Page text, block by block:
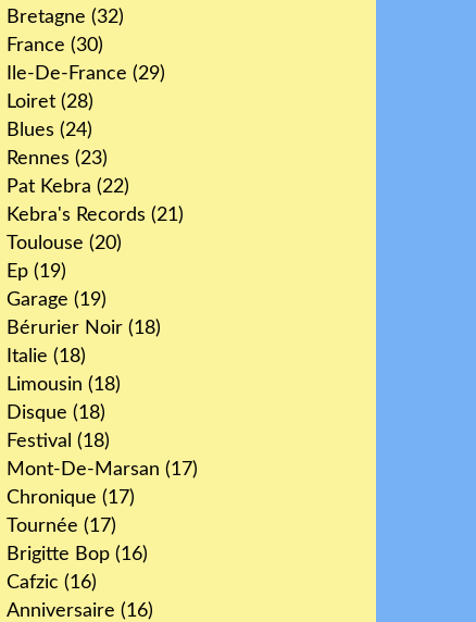
Bretagne (32)
France (30)
Ile-De-France (29)
Loiret (28)
Blues (24)
Rennes (23)
Pat Kebra (22)
Kebra's Records (21)
Toulouse (20)
Ep (19)
Garage (19)
Bérurier Noir (18)
Italie (18)
Limousin (18)
Disque (18)
Festival (18)
Mont-De-Marsan (17)
Chronique (17)
Tournée (17)
Brigitte Bop (16)
Cafzic (16)
Anniversaire (16)